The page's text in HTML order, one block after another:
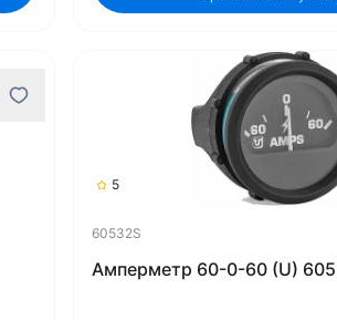
5
60532S
Амперметр 60-0-60 (U)